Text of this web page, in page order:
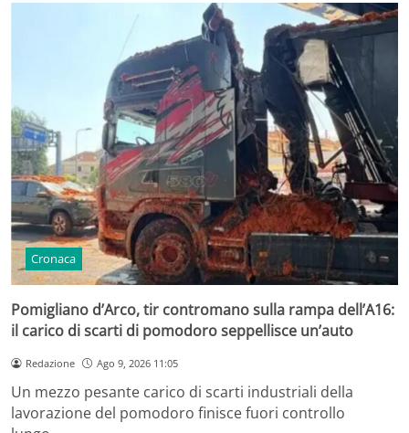
Cronaca
Pomigliano d’Arco, tir contromano sulla rampa dell’A16:
il carico di scarti di pomodoro seppellisce un’auto
Redazione Ago 9, 2026 11:05
Un mezzo pesante carico di scarti industriali della
lavorazione del pomodoro finisce fuori controllo